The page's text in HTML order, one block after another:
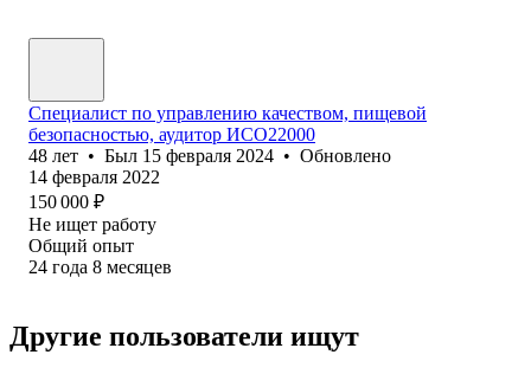
Специалист по управлению качеством, пищевой
безопасностью, аудитор ИСО22000
48 лет • Был 15 февраля 2024 • Обновлено
14 февраля 2022
150 000 ₽
Не ищет работу
Общий опыт
24 года 8 месяцев
Другие пользователи ищут